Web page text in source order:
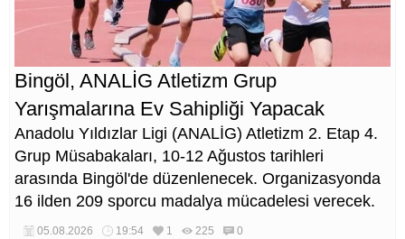
Bingöl, ANALİG Atletizm Grup
Yarışmalarına Ev Sahipliği Yapacak
Anadolu Yıldızlar Ligi (ANALİG) Atletizm 2. Etap 4.
Grup Müsabakaları, 10-12 Ağustos tarihleri
arasında Bingöl'de düzenlenecek. Organizasyonda
16 ilden 209 sporcu madalya mücadelesi verecek.
05.08.2026 19:54 1 225 0